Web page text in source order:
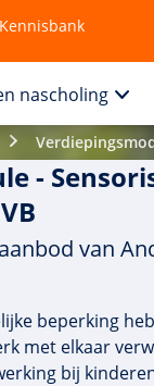
Kennisbank
nascholing
-
van
beperking
met elkaar
bij